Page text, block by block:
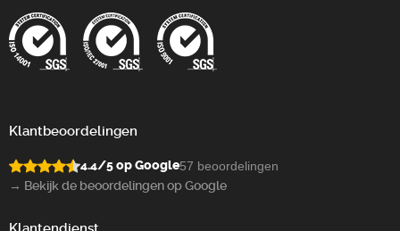
Klantbeoordelingen
4.4/5 op Google57 beoordelingen
→ Bekijk de beoordelingen op Google